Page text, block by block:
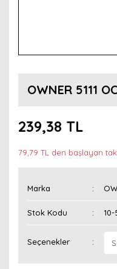
OWNER 5111
239,38 TL
79,79 TL den başlayan
Marka
Stok Kodu 10-
Seçenekler